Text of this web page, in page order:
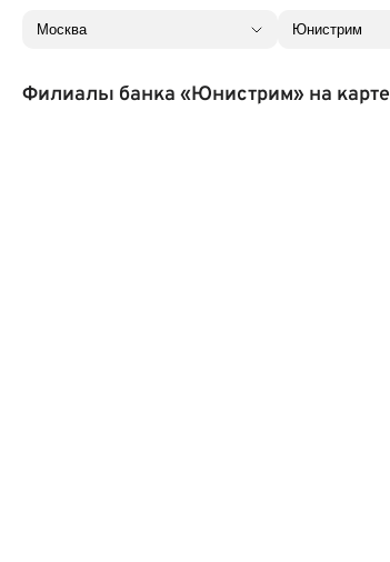
Филиалы банка «Юнистрим» на карте